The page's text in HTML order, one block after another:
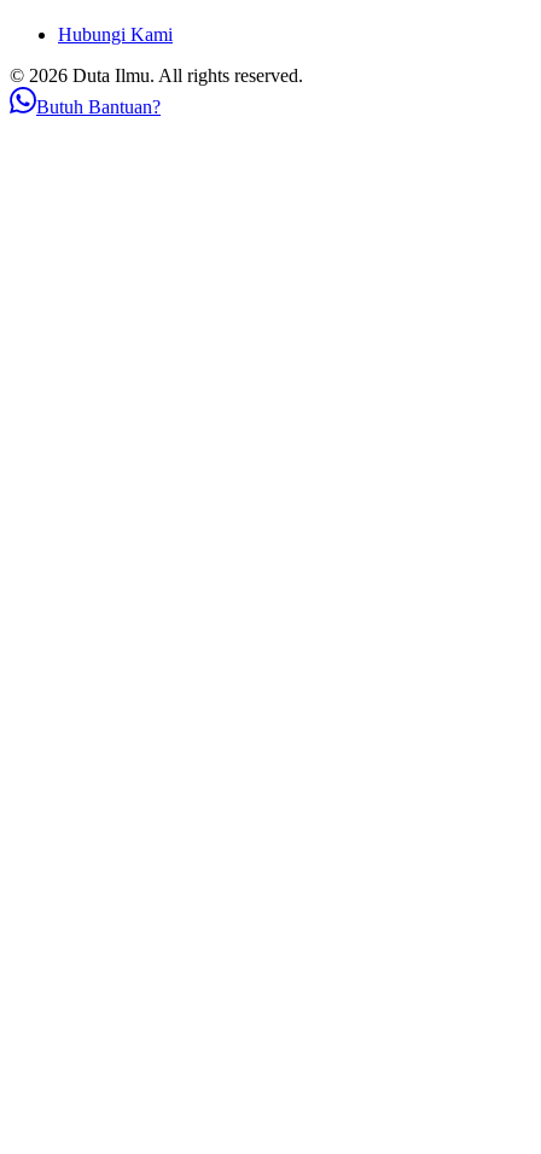
Hubungi Kami
© 2026 Duta Ilmu. All rights reserved.
Butuh Bantuan?